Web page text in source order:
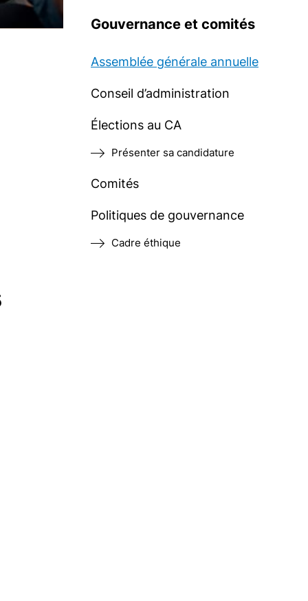
Gouvernance et comités
Assemblée générale annuelle
Conseil d’administration
Élections au CA
Présenter sa candidature
Comités
Politiques de gouvernance
Cadre éthique